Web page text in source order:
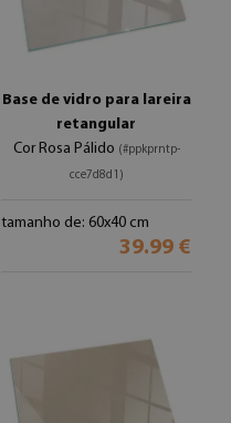
Base de vidro para lareira
retangular
Cor Rosa Pálido (#ppkprntp-
cce7d8d1)
tamanho de: 60x40 cm
39.99 €